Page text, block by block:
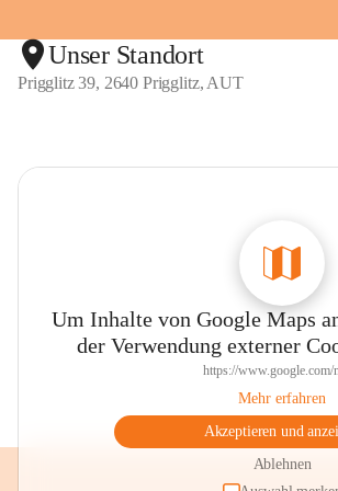
Unser Standort
Prigglitz 39, 2640 Prigglitz, AUT
Um Inhalte von Google Maps
der Verwendung externer
https://www.google.com/
Mehr erfahren
Akzeptieren und
Ablehnen